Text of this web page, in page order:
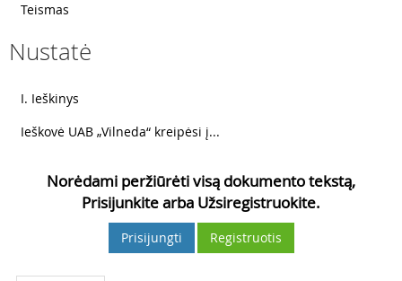
Teismas
Nustatė
I. Ieškinys
Ieškovė UAB „Vilneda“ kreipėsi į...
Norėdami peržiūrėti visą dokumento tekstą,
Prisijunkite arba Užsiregistruokite.
Prisijungti Registruotis